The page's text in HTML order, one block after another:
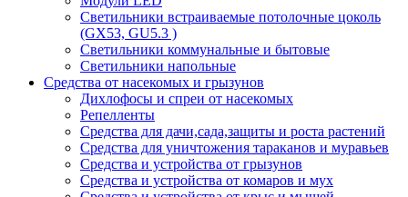
Светильники встраиваемые потолочные цоколь
(GX53, GU5.3 )
Светильники коммунальные и бытовые
Светильники напольные
Средства от насекомых и грызунов
Дихлофосы и спреи от насекомых
Репелленты
Средства для дачи,сада,защиты и роста растений
Средства для уничтожения тараканов и муравьев
Средства и устройства от грызунов
Средства и устройства от комаров и мух